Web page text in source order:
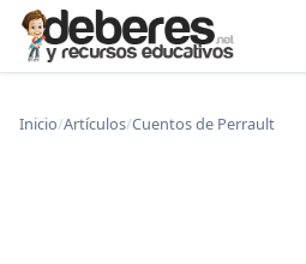
Inicio/Artículos/Cuentos de Perrault